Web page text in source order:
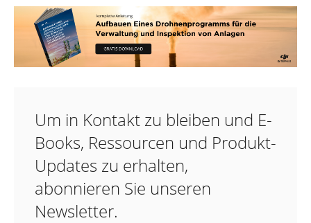
Um in Kontakt zu bleiben und E-
Books, Ressourcen und Produkt-
Updates zu erhalten,
abonnieren Sie unseren
Newsletter.